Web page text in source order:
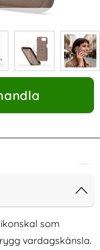
som
vardagskänsla.